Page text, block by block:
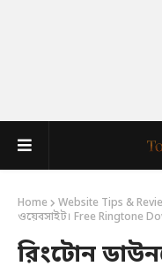
Home Website Tips &
ওয়েবসাইট। Free Ringtone
রিংটোন